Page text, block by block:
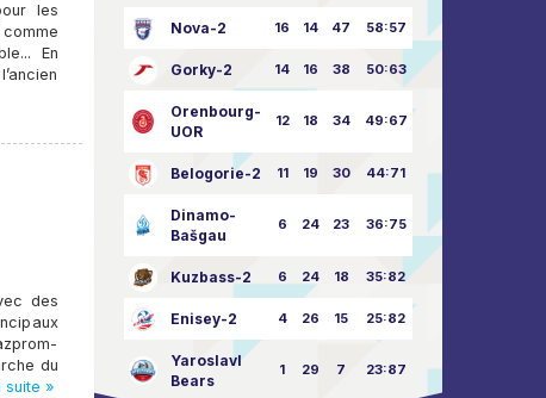
les
En
des
du
suite »
Nova-2 16 14 47 58:57
Gorky-2 14 16 38 50:63
Orenbourg-
UOR
12 18 34 49:67
Belogorie-2 11 19 30 44:71
Dinamo-
Bašgau
6 24 23 36:75
Kuzbass-2 6 24 18 35:82
Enisey-2 4 26 15 25:82
Yaroslavl
Bears
1 29 7 23:87